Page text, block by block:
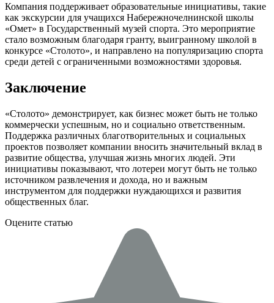
Компания поддерживает образовательные инициативы, такие
как экскурсии для учащихся Набережночелнинской школы
«Омет» в Государственный музей спорта. Это мероприятие
стало возможным благодаря гранту, выигранному школой в
конкурсе «Столото», и направлено на популяризацию спорта
среди детей с ограниченными возможностями здоровья.
Заключение
«Столото» демонстрирует, как бизнес может быть не только
коммерчески успешным, но и социально ответственным.
Поддержка различных благотворительных и социальных
проектов позволяет компании вносить значительный вклад в
развитие общества, улучшая жизнь многих людей. Эти
инициативы показывают, что лотереи могут быть не только
источником развлечения и дохода, но и важным
инструментом для поддержки нуждающихся и развития
общественных благ.
Оцените статью